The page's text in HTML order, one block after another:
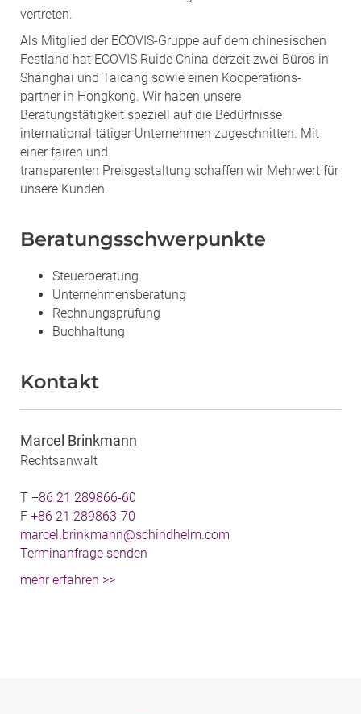
vertreten.
Als Mitglied der ECOVIS-Gruppe auf dem chinesischen
Festland hat ECOVIS Ruide China derzeit zwei Büros in
Shanghai und Taicang sowie einen Kooperations-
partner in Hongkong. Wir haben unsere
Beratungstätigkeit speziell auf die Bedürfnisse
international tätiger Unternehmen zugeschnitten. Mit
einer fairen und
transparenten Preisgestaltung schaffen wir Mehrwert für
unsere Kunden.
Beratungsschwerpunkte
Steuerberatung
Unternehmensberatung
Rechnungsprüfung
Buchhaltung
Kontakt
Marcel Brinkmann
Rechtsanwalt
T +86 21 289866-60
F +86 21 289863-70
marcel.brinkmann@schindhelm.com
Terminanfrage senden
mehr erfahren >>